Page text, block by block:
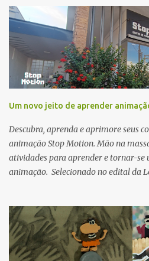
processo criativo experimental.
técnicas e fluxo de trabalho.
"A atividade é prática e passa pelas
experimental para criar vídeos
Kater é diretora, roteirista e
roteirizou e animou o curta
uma co-produção Brasil-Espanha,
New York Times Op-Docs e
É mestre em Animação pelo
Erasmus Mundus (EMJMD)
(Bél...
Um novo jeito de aprender
Descubra, aprenda e aprimore seus
animação Stop Motion. Mão na
atividades para aprender e tornar-se
animação. Selecionado no edital da
disponível na página de inscrições.
confirmação por e-mail ou celular.
projeto também traz atividades de
animação, que acontecem nos dias